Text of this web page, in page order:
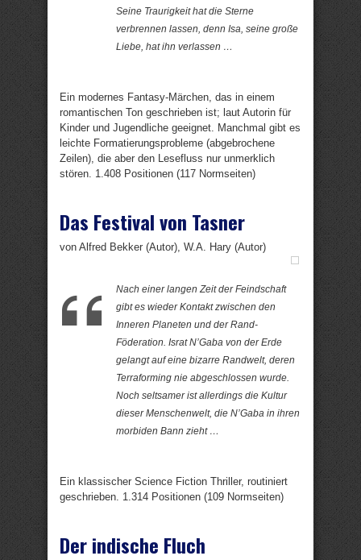
Seine Traurigkeit hat die Sterne
verbrennen lassen, denn Isa, seine große
Liebe, hat ihn verlassen …
Ein modernes Fantasy-Märchen, das in einem
romantischen Ton geschrieben ist; laut Autorin für
Kinder und Jugendliche geeignet. Manchmal gibt es
leichte Formatierungsprobleme (abgebrochene
Zeilen), die aber den Lesefluss nur unmerklich
stören. 1.408 Positionen (117 Normseiten)
Das Festival von Tasner
von Alfred Bekker (Autor), W.A. Hary (Autor)
Nach einer langen Zeit der Feindschaft
gibt es wieder Kontakt zwischen den
Inneren Planeten und der Rand-
Föderation. Israt N’Gaba von der Erde
gelangt auf eine bizarre Randwelt, deren
Terraforming nie abgeschlossen wurde.
Noch seltsamer ist allerdings die Kultur
dieser Menschenwelt, die N’Gaba in ihren
morbiden Bann zieht …
Ein klassischer Science Fiction Thriller, routiniert
geschrieben. 1.314 Positionen (109 Normseiten)
Der indische Fluch